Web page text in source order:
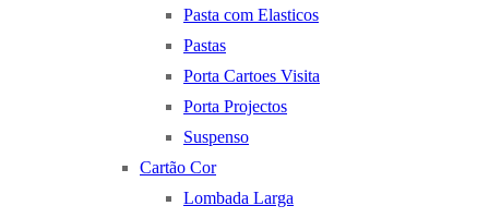
Pasta com Elasticos
Pastas
Porta Cartoes Visita
Porta Projectos
Suspenso
Cartão Cor
Lombada Larga